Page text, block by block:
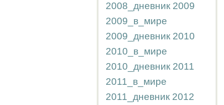
2008_дневник 2009
2009_в_мире
2009_дневник 2010
2010_в_мире
2010_дневник 2011
2011_в_мире
2011_дневник 2012